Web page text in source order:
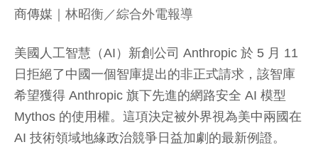
商傳媒 ｜林昭衡／綜合外電報導
美國人工智慧（AI）新創公司 Anthropic 於 5 月 11
日拒絕了中國一個智庫提出的非正式請求，該智庫
希望獲得 Anthropic 旗下先進的網路安全 AI 模型
Mythos 的使用權。這項決定被外界視為美中兩國在
AI 技術領域地緣政治競爭日益加劇的最新例證。